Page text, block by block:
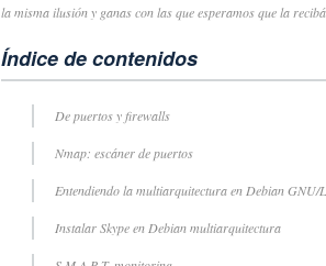
la misma ilusión y ganas con las que esperamos que la
Índice de contenidos
De puertos y firewalls
Nmap: escáner de puertos
Entendiendo la multiarquitectura en Debian GNU/
Instalar Skype en Debian multiarquitectura